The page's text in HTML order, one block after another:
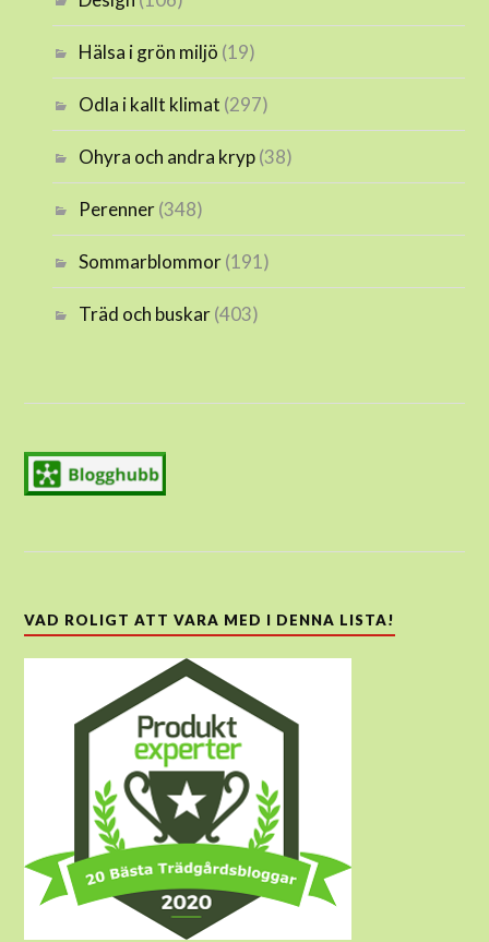
Hälsa i grön miljö (19)
Odla i kallt klimat (297)
Ohyra och andra kryp(38)
Perenner(348)
Sommarblommor(191)
Träd och buskar(403)
VAD ROLIGT ATT VARA MED I DENNA LISTA!